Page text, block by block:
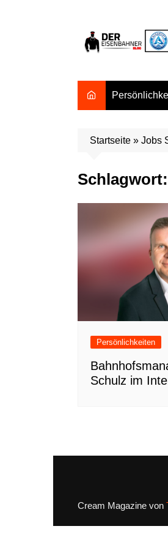
Startseite » Jobs
Schlagwort:
Persönlichkeiten
Schulz im
Cream Magazine von